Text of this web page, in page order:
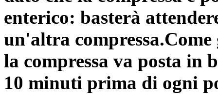
enterico: basterà
un'altra
la compressa va posta in
10 minuti prima di ogni